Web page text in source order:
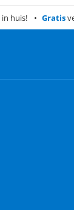
in huis! Gratis